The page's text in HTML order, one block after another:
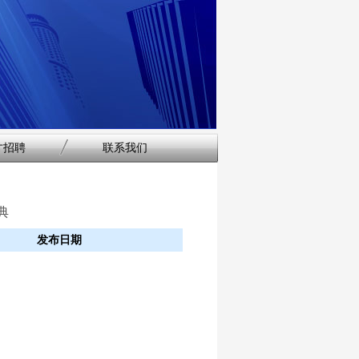
招聘 联系我们
发布日期